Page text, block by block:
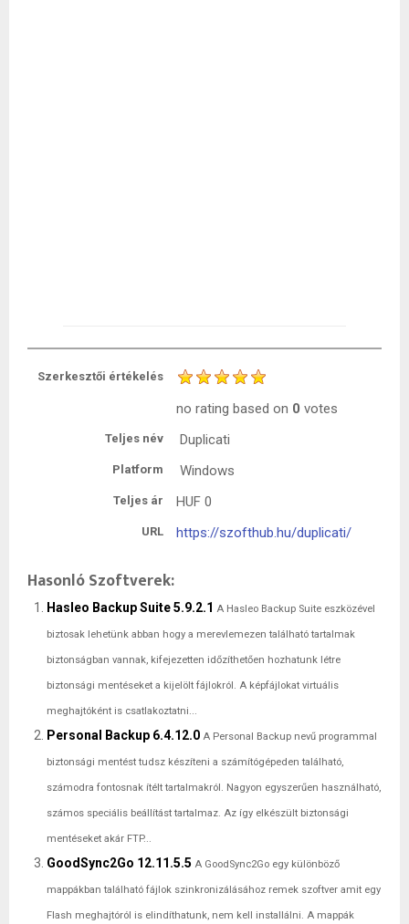
Szerkesztői értékelés
no rating based on 0 votes
Teljes név Duplicati
Platform Windows
Teljes ár HUF 0
URL https://szofthub.hu/duplicati/
Hasonló Szoftverek:
Hasleo Backup Suite 5.9.2.1 A Hasleo Backup Suite eszközével
biztosak lehetünk abban hogy a merevlemezen található tartalmak
biztonságban vannak, kifejezetten időzíthetően hozhatunk létre
biztonsági mentéseket a kijelölt fájlokról. A képfájlokat virtuális
meghajtóként is csatlakoztatni...
Personal Backup 6.4.12.0 A Personal Backup nevű programmal
biztonsági mentést tudsz készíteni a számítógépeden található,
számodra fontosnak ítélt tartalmakról. Nagyon egyszerűen használható,
számos speciális beállítást tartalmaz. Az így elkészült biztonsági
mentéseket akár FTP...
GoodSync2Go 12.11.5.5 A GoodSync2Go egy különböző
mappákban található fájlok szinkronizálásához remek szoftver amit egy
Flash meghajtóról is elindíthatunk, nem kell installálni. A mappák